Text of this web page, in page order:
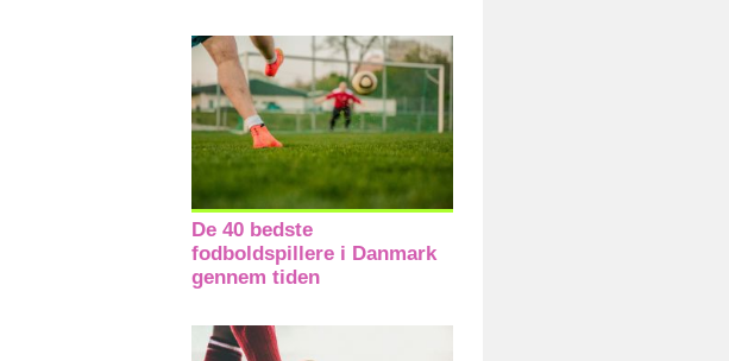
De 40 bedste
fodboldspillere i Danmark
gennem tiden